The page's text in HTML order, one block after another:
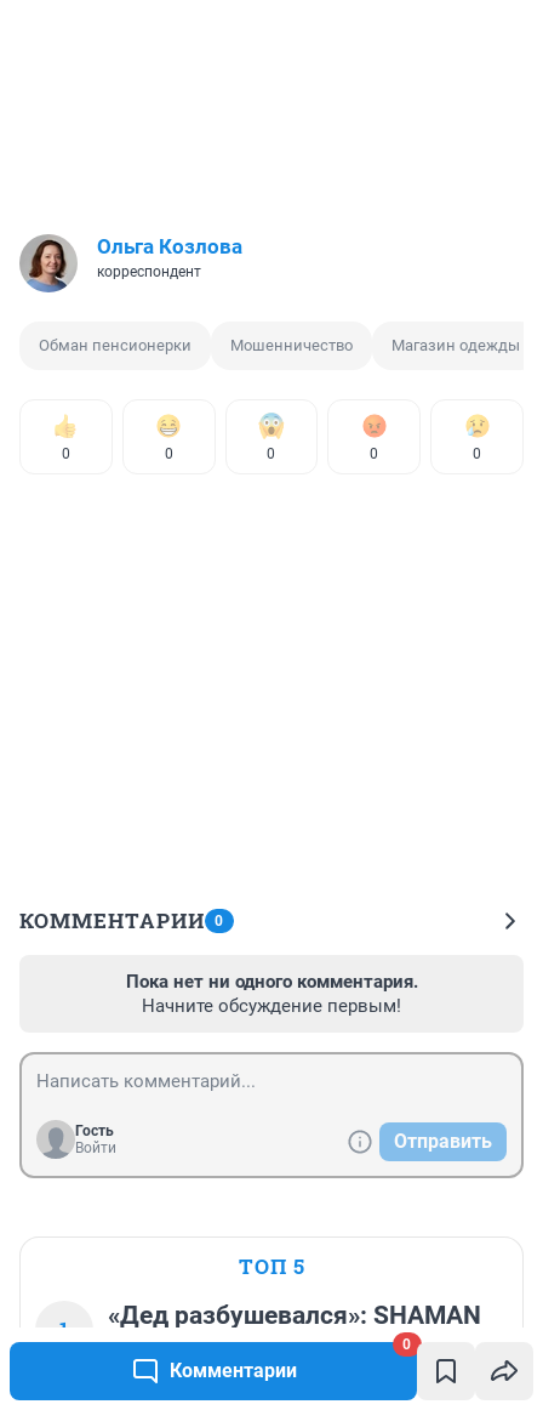
Комментарии
0
Ольга Козлова
корреспондент
Обман пенсионерки Мошенничество Магазин одежды
0 0 0 0 0
КОММЕНТАРИИ 0
Пока нет ни одного комментария.
Начните обсуждение первым!
Гость
Войти
Отправить
ТОП 5
1
«Дед разбушевался»: SHAMAN
довел Мизулину — что он
натворил